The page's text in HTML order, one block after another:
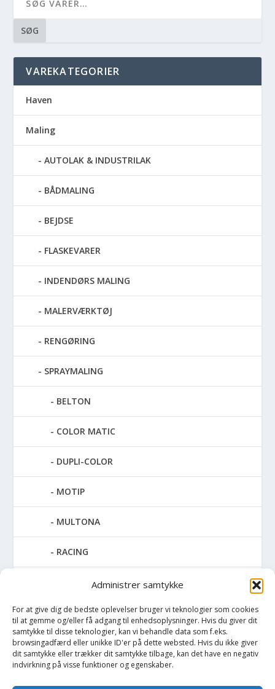
Administrer samtykke
For at give dig de bedste oplevelser bruger vi teknologier som cookies
til at gemme og/eller få adgang til enhedsoplysninger. Hvis du giver dit
samtykke til disse teknologier, kan vi behandle data som f.eks.
browsingadfærd eller unikke ID'er på dette websted. Hvis du ikke giver
dit samtykke eller trækker dit samtykke tilbage, kan det have en negativ
indvirkning på visse funktioner og egenskaber.
SØG
VAREKATEGORIER
Haven
Maling
AUTOLAK & INDUSTRILAK
BÅDMALING
BEJDSE
FLASKEVARER
INDENDØRS MALING
MALERVÆRKTØJ
RENGØRING
SPRAYMALING
BELTON
COLOR MATIC
DUPLI-COLOR
MOTIP
MULTONA
RACING
SPECIAL SPRAY
SPRAYMAX
TAPET & FILT
UDENDØRS MALING